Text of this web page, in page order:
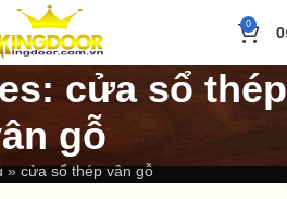
0 0
cửa sổ thép
gỗ
»cửa sổ thép vân gỗ